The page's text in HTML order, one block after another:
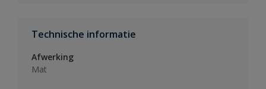
Technische informatie
Afwerking
Mat